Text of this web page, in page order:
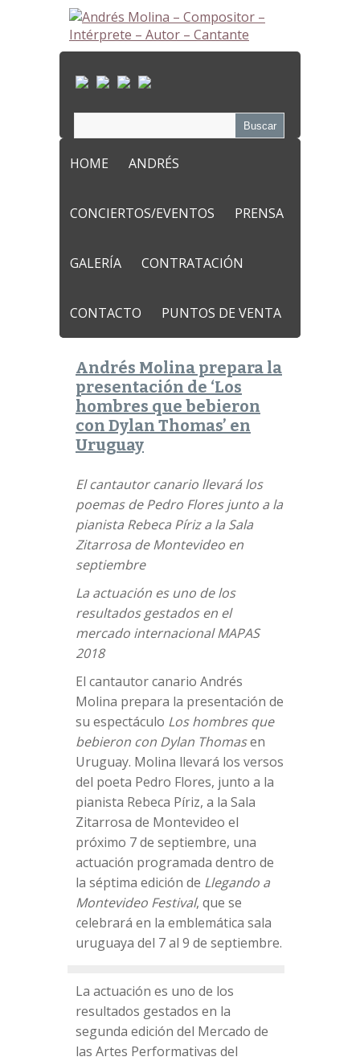
HOME ANDRÉS
CONCIERTOS/EVENTOS PRENSA
GALERÍA CONTRATACIÓN
CONTACTO PUNTOS DE VENTA
Andrés Molina prepara la
presentación de ‘Los
hombres que bebieron
con Dylan Thomas’ en
Uruguay
El cantautor canario llevará los
poemas de Pedro Flores junto a la
pianista Rebeca Píriz a la Sala
Zitarrosa de Montevideo en
septiembre
La actuación es uno de los
resultados gestados en el
mercado internacional MAPAS
2018
El cantautor canario Andrés
Molina prepara la presentación de
su espectáculo Los hombres que
bebieron con Dylan Thomasen
Uruguay. Molina llevará los versos
del poeta Pedro Flores, junto a la
pianista Rebeca Píriz, a la Sala
Zitarrosa de Montevideo el
próximo 7 de septiembre, una
actuación programada dentro de
la séptima edición de Llegando a
Montevideo Festival, que se
celebrará en la emblemática sala
uruguaya del 7 al 9 de septiembre.
La actuación es uno de los
resultados gestados en la
segunda edición del Mercado de
las Artes Performativas del